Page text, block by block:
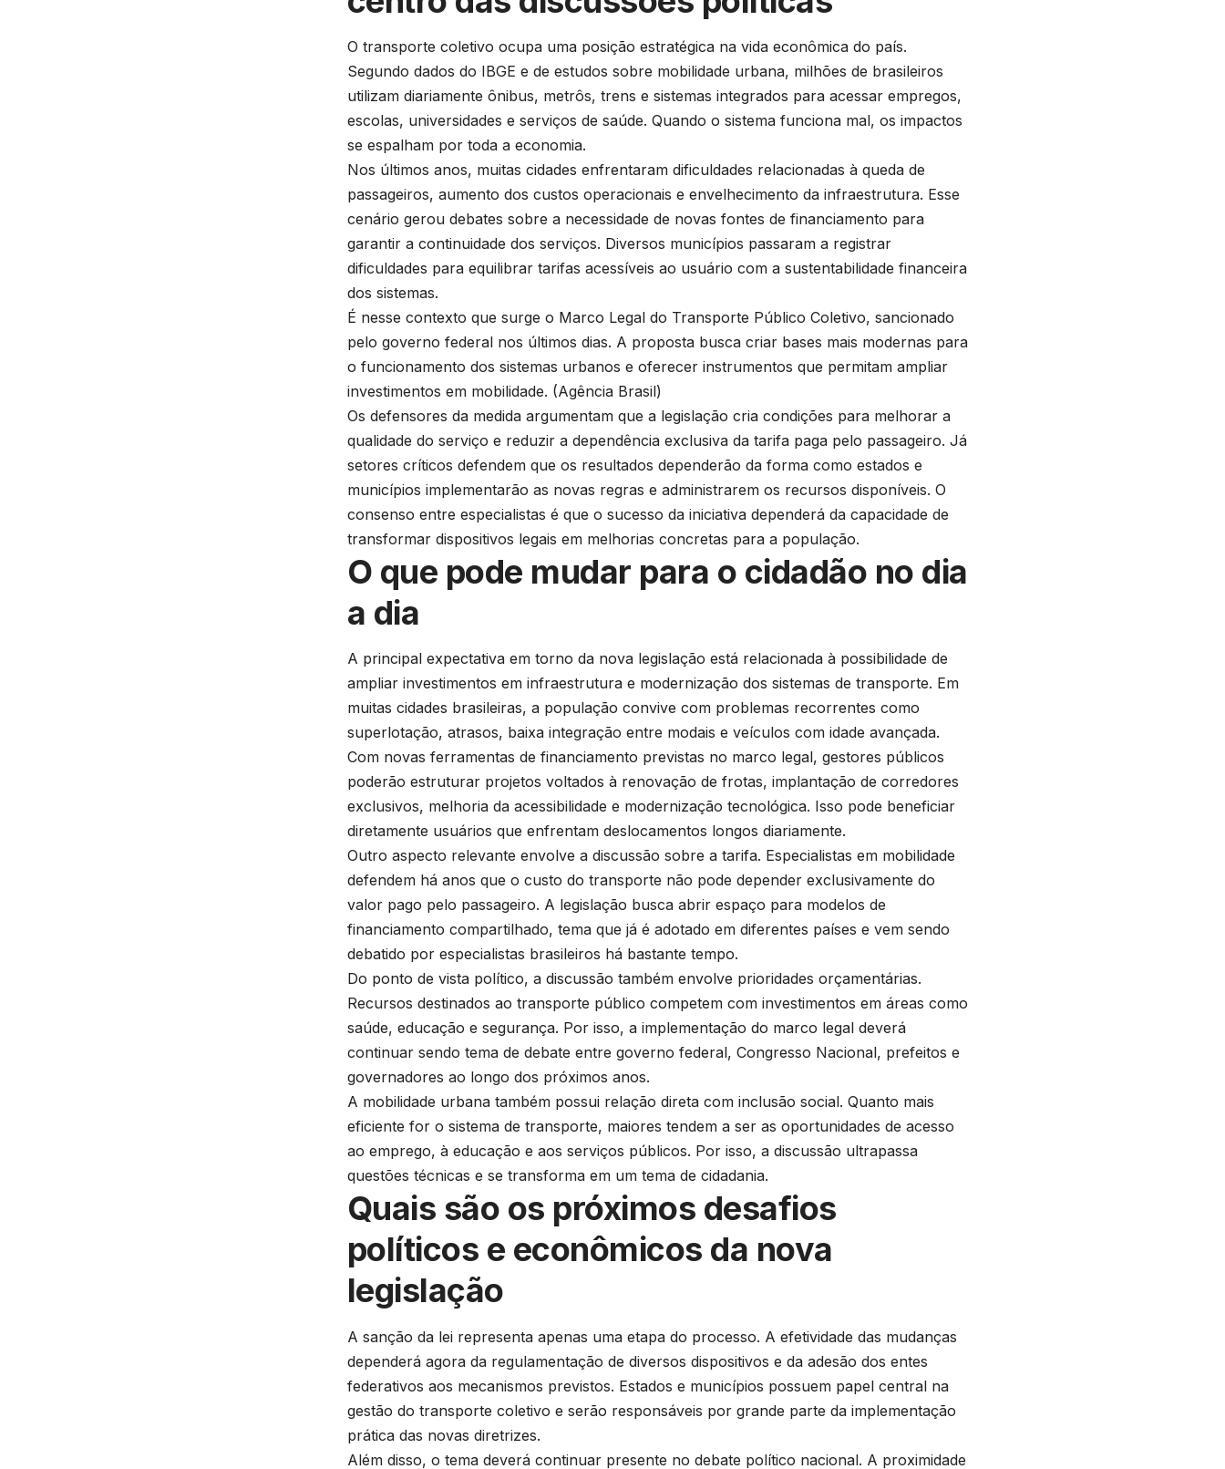
O transporte coletivo ocupa uma posição estratégica na vida econômica do país.
Segundo dados do IBGE e de estudos sobre mobilidade urbana, milhões de brasileiros
utilizam diariamente ônibus, metrôs, trens e sistemas integrados para acessar empregos,
escolas, universidades e serviços de saúde. Quando o sistema funciona mal, os impactos
se espalham por toda a economia.
Nos últimos anos, muitas cidades enfrentaram dificuldades relacionadas à queda de
passageiros, aumento dos custos operacionais e envelhecimento da infraestrutura. Esse
cenário gerou debates sobre a necessidade de novas fontes de financiamento para
garantir a continuidade dos serviços. Diversos municípios passaram a registrar
dificuldades para equilibrar tarifas acessíveis ao usuário com a sustentabilidade financeira
dos sistemas.
É nesse contexto que surge o Marco Legal do Transporte Público Coletivo, sancionado
pelo governo federal nos últimos dias. A proposta busca criar bases mais modernas para
o funcionamento dos sistemas urbanos e oferecer instrumentos que permitam ampliar
investimentos em mobilidade. (Agência Brasil)
Os defensores da medida argumentam que a legislação cria condições para melhorar a
qualidade do serviço e reduzir a dependência exclusiva da tarifa paga pelo passageiro. Já
setores críticos defendem que os resultados dependerão da forma como estados e
municípios implementarão as novas regras e administrarem os recursos disponíveis. O
consenso entre especialistas é que o sucesso da iniciativa dependerá da capacidade de
transformar dispositivos legais em melhorias concretas para a população.
O que pode mudar para o cidadão no dia
a dia
A principal expectativa em torno da nova legislação está relacionada à possibilidade de
ampliar investimentos em infraestrutura e modernização dos sistemas de transporte. Em
muitas cidades brasileiras, a população convive com problemas recorrentes como
superlotação, atrasos, baixa integração entre modais e veículos com idade avançada.
Com novas ferramentas de financiamento previstas no marco legal, gestores públicos
poderão estruturar projetos voltados à renovação de frotas, implantação de corredores
exclusivos, melhoria da acessibilidade e modernização tecnológica. Isso pode beneficiar
diretamente usuários que enfrentam deslocamentos longos diariamente.
Outro aspecto relevante envolve a discussão sobre a tarifa. Especialistas em mobilidade
defendem há anos que o custo do transporte não pode depender exclusivamente do
valor pago pelo passageiro. A legislação busca abrir espaço para modelos de
financiamento compartilhado, tema que já é adotado em diferentes países e vem sendo
debatido por especialistas brasileiros há bastante tempo.
Do ponto de vista político, a discussão também envolve prioridades orçamentárias.
Recursos destinados ao transporte público competem com investimentos em áreas como
saúde, educação e segurança. Por isso, a implementação do marco legal deverá
continuar sendo tema de debate entre governo federal, Congresso Nacional, prefeitos e
governadores ao longo dos próximos anos.
A mobilidade urbana também possui relação direta com inclusão social. Quanto mais
eficiente for o sistema de transporte, maiores tendem a ser as oportunidades de acesso
ao emprego, à educação e aos serviços públicos. Por isso, a discussão ultrapassa
questões técnicas e se transforma em um tema de cidadania.
Quais são os próximos desafios
políticos e econômicos da nova
legislação
A sanção da lei representa apenas uma etapa do processo. A efetividade das mudanças
dependerá agora da regulamentação de diversos dispositivos e da adesão dos entes
federativos aos mecanismos previstos. Estados e municípios possuem papel central na
gestão do transporte coletivo e serão responsáveis por grande parte da implementação
prática das novas diretrizes.
Além disso, o tema deverá continuar presente no debate político nacional. A proximidade